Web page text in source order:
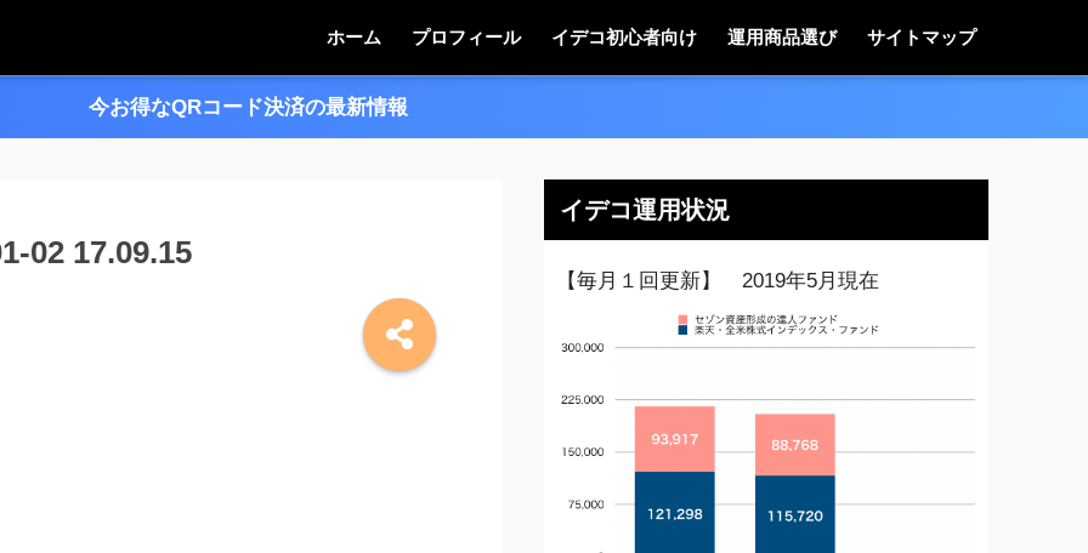
ホーム プロフィール イデコ初心者向け 運用商品選び サイトマップ
今お得なQRコード決済の最新情報
02 17.09.15
イデコ運用状況
【毎月１回更新】 2019年5月現在